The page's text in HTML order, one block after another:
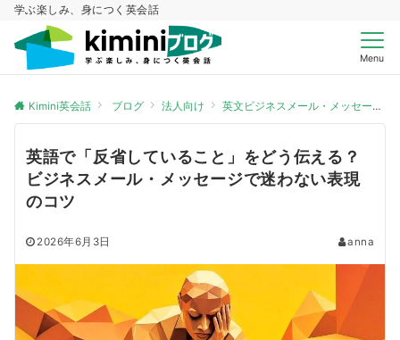
学ぶ楽しみ、身につく英会話
Menu
Kimini英会話 ブログ 法人向け 英文ビジネスメール・メッセージ
英語で「反省していること」をどう伝える？
ビジネスメール・メッセージで迷わない表現
のコツ
2026年6月3日 anna